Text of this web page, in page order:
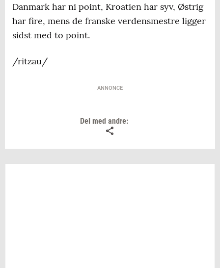
Danmark har ni point, Kroatien har syv, Østrig
har fire, mens de franske verdensmestre ligger
sidst med to point.
/ritzau/
ANNONCE
Del med andre: